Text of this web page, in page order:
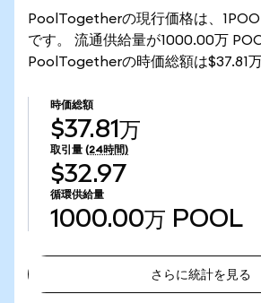
PoolTogetherの現行価格は、
です。 流通供給量が1000.00万
PoolTogetherの時価総額は$37.81
時価総額
$37.81万
取引量 (24時間)
$32.97
循環供給量
1000.00万 POOL
さらに統計を見る